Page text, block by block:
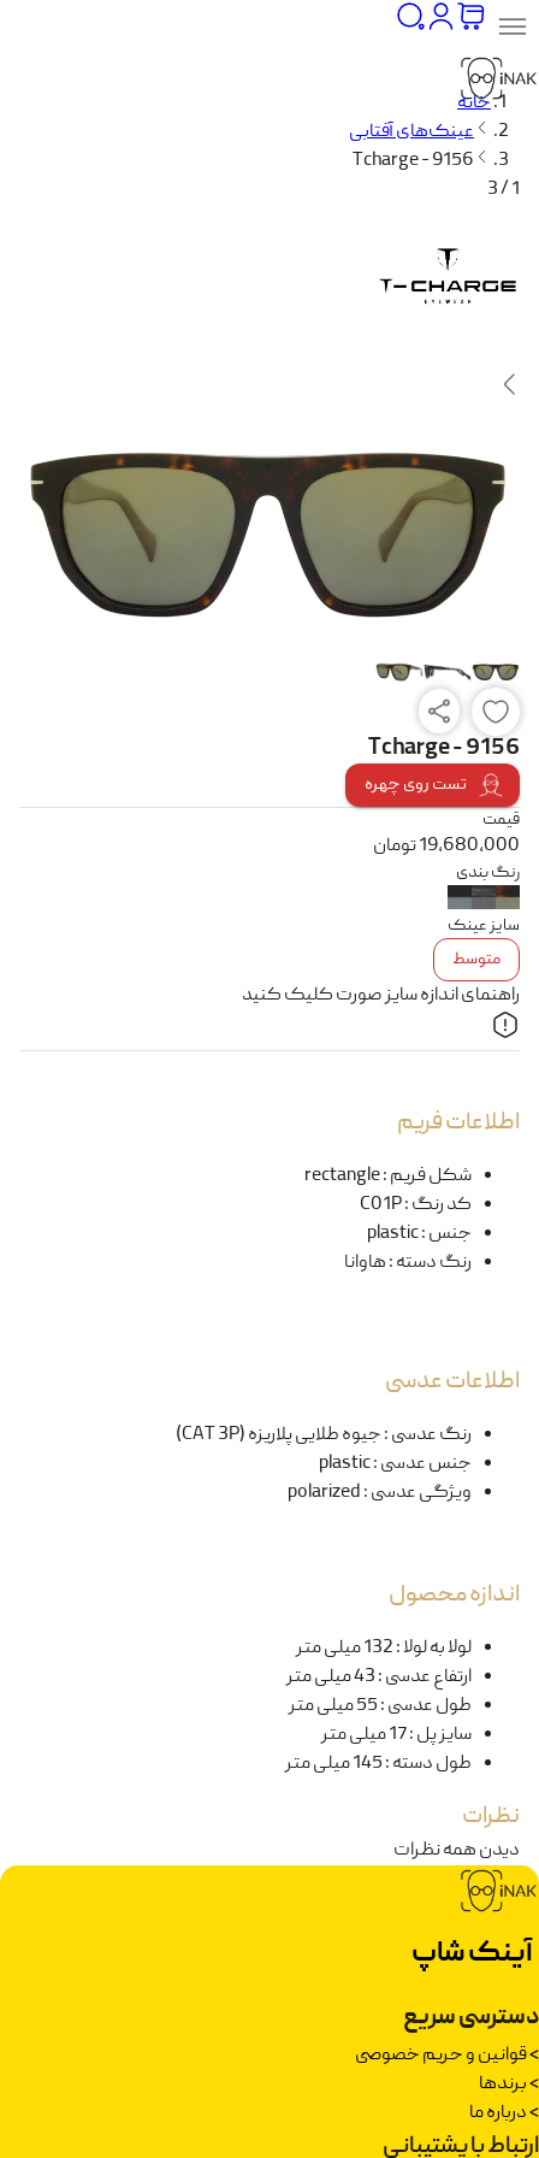
خانه
عینک‌های آفتابی
Tcharge - 9156
1 / 3
Tcharge - 9156
تست روی چهره
قیمت
19,680,000تومان
رنگ بندی
سایز عینک
متوسط
راهنمای اندازه سایز صورت کلیک کنید
اطلاعات فریم
شکل فریم:
rectangle
کد رنگ:
C01P
جنس:
plastic
رنگ دسته:هاوانا
اطلاعات عدسی
رنگ عدسی:جیوه طلایی پلاریزه (CAT 3P)
جنس عدسی:
plastic
ویژگی عدسی:
polarized
اندازه محصول
لولا به لولا:132 میلی متر
ارتفاع عدسی:43 میلی متر
طول عدسی:55 میلی متر
سایز پل:17 میلی متر
طول دسته:145 میلی متر
نظرات
دیدن همه نظرات
آینک شاپ
دسترسی سریع
>قوانین و حریم خصوصی
>برندها
>درباره ما
ارتباط با پشتیبانی